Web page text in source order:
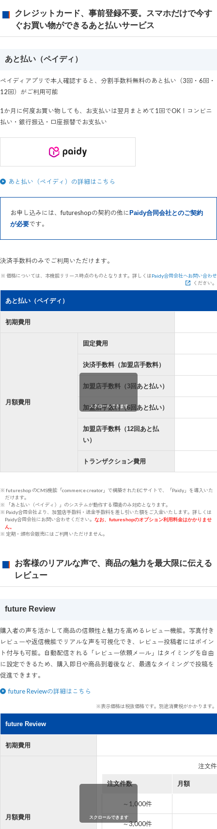
クレジットカード、事前登録不要。スマホだけで今す
ぐお買い物ができるあと払いサービス
あと払い（ペイディ）
ペイディアプリで本人確認すると、分割手数料無料のあと払い（3回・6回・
12回）がご利用可能
1か月に何度お買い物しても、お支払いは翌月まとめて1回でOK！コンビニ
払い・銀行振込・口座振替でお支払い
あと払い（ペイディ）の詳細はこちら
お申し込みには、futureshopの契約の他に Paidy合同会社とのご契約
が必要です。
決済手数料のみでご利用いただけます。
※ 価格については、本機能リリース時点のものとなります。詳しくはPaidy合同会社へお問い合わせ
ください。
あと払い（ペイディ）
初期費用
月額費用
固定費用
決済手数料（加盟店手数料）
加盟店手数料（3回あと払い）
加盟店手数料（6回あと払い）
加盟店手数料（12回あと払
い）
トランザクション費用
スクロールできます
※ futureshop のCMS機能「commerce creator」で構築されたECサイトで、「Paidy」を導入いた
だけます。
※ 「あと払い（ペイディ）」のシステムが動作する環境のみ対応となります。
※ Paidy合同会社より、加盟店手数料・送金手数料を差し引いた額をご入金いたします。詳しくは
Paidy合同会社にお問い合わせください。なお、futureshopのオプション利用料金はかかりませ
ん。
※ 定期・頒布会販売にはご利用いただけません。
お客様のリアルな声で、商品の魅力を最大限に伝える
レビュー
future Review
購入者の声を活かして商品の信頼性と魅力を高めるレビュー機能。写真付き
レビューや返信機能でリアルな声を可視化でき、レビュー投稿者にはポイン
ト付与も可能。自動配信される「レビュー依頼メール」はタイミングを自由
に設定できるため、購入即日や商品到着後など、最適なタイミングで投稿を
促進できます。
future Reviewの詳細はこちら
※表示価格は税抜価格です。別途消費税がかかります。
future Review
初期費用
月額費用
注文
注文件数 月額
～1,000件
～3,000件
スクロールできます